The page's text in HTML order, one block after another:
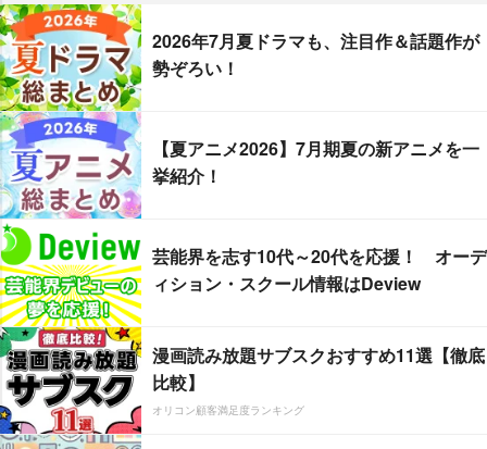
2026年7月夏ドラマも、注目作＆話題作が
勢ぞろい！
【夏アニメ2026】7月期夏の新アニメを一
挙紹介！
芸能界を志す10代～20代を応援！ オーデ
ィション・スクール情報はDeview
漫画読み放題サブスクおすすめ11選【徹底
比較】
オリコン顧客満足度ランキング